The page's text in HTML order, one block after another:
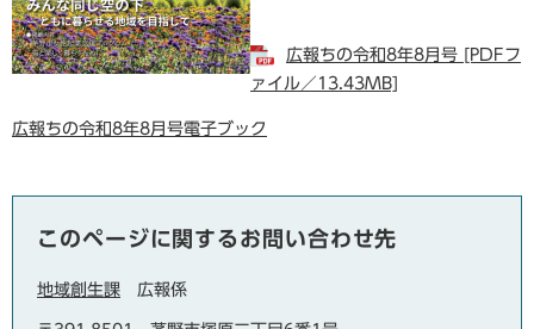
広報ちの令和8年8月号 [PDFフ
ァイル／13.43MB]
広報ちの令和8年8月号電子ブック
このページに関するお問い合わせ先
地域創生課 広報係